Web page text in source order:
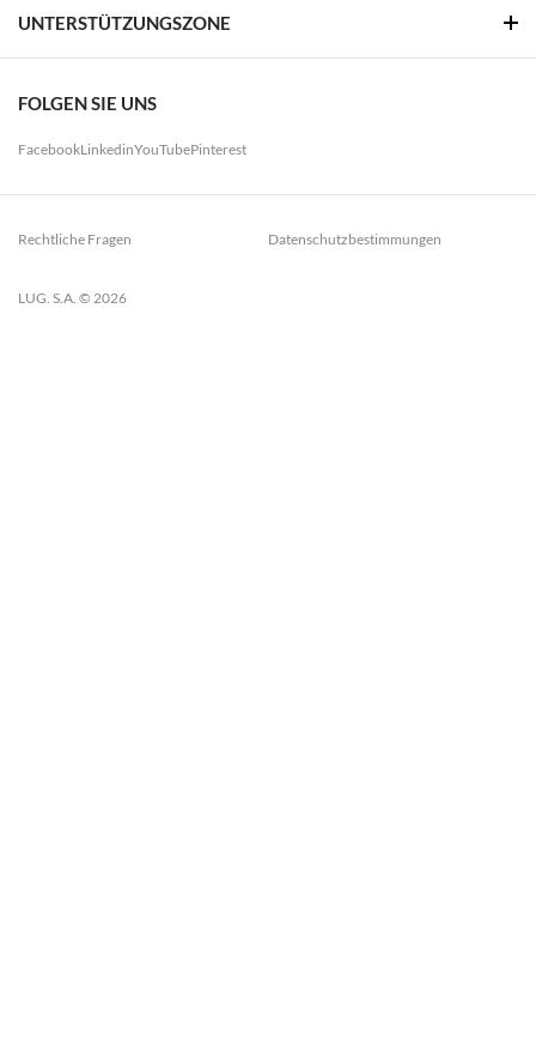
UNTERSTÜTZUNGSZONE
FOLGEN SIE UNS
FacebookLinkedinYouTubePinterest
LUG. S.A. © 2026
Rechtliche Fragen Datenschutzbestimmungen